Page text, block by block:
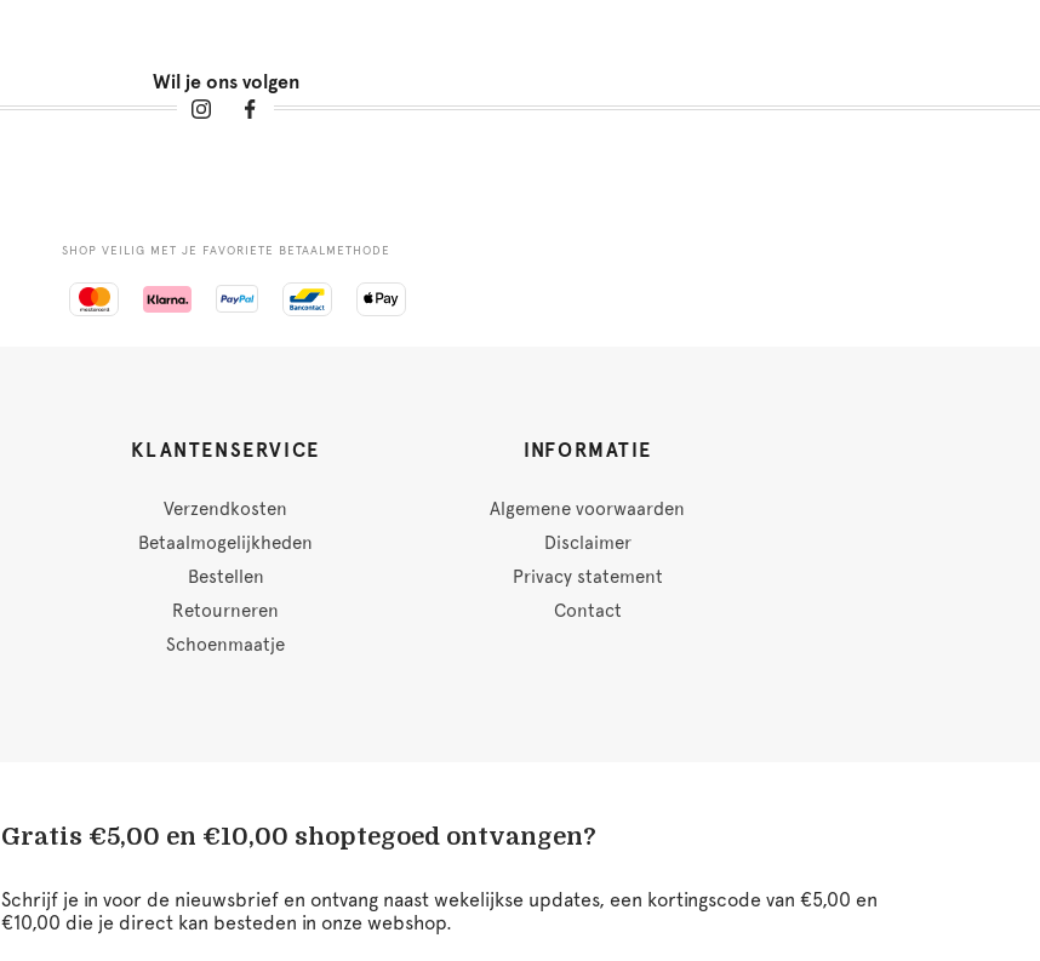
Wil je ons volgen
SHOP VEILIG MET JE FAVORIETE BETAALMETHODE
KLANTENSERVICE
Verzendkosten
Betaalmogelijkheden
Bestellen
Retourneren
Schoenmaatje
INFORMATIE
Algemene voorwaarden
Disclaimer
Privacy statement
Contact
Gratis €5,00 en €10,00 shoptegoed ontvangen?
Schrijf je in voor de nieuwsbrief en ontvang naast wekelijkse updates, een kortingscode van €5,00 en
€10,00 die je direct kan besteden in onze webshop.